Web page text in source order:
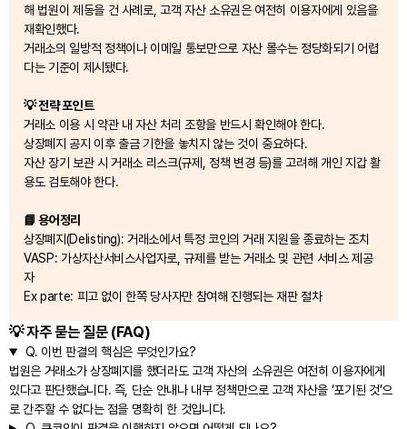
해 법원이 제동을 건 사례로, 고객 자산 소유권은 여전히 이용자에게 있음을
재확인했다.
거래소의 일방적 정책이나 이메일 통보만으로 자산 몰수는 정당화되기 어렵
다는 기준이 제시됐다.
💡 전략 포인트
거래소 이용 시 약관 내 자산 처리 조항을 반드시 확인해야 한다.
상장폐지 공지 이후 출금 기한을 놓치지 않는 것이 중요하다.
자산 장기 보관 시 거래소 리스크(규제, 정책 변경 등)를 고려해 개인 지갑 활
용도 검토해야 한다.
📘 용어정리
상장폐지(Delisting): 거래소에서 특정 코인의 거래 지원을 종료하는 조치
VASP: 가상자산서비스사업자로, 규제를 받는 거래소 및 관련 서비스 제공
자
Ex parte: 피고 없이 한쪽 당사자만 참여해 진행되는 재판 절차
💡 자주 묻는 질문 (FAQ)
Q. 이번 판결의 핵심은 무엇인가요?
법원은 거래소가 상장폐지를 했더라도 고객 자산의 소유권은 여전히 이용자에게
있다고 판단했습니다. 즉, 단순 안내나 내부 정책만으로 고객 자산을 ‘포기된 것’으
로 간주할 수 없다는 점을 명확히 한 것입니다.